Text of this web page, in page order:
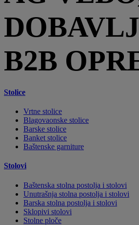
B2B
Stolice
Vrtne stolice
Blagovaonske stolice
Barske stolice
Banket stolice
Baštenske garniture
Stolovi
Baštenska stolna postolja i stolovi
Unutrašnja stolna postolja i stolovi
Barska stolna postolja i stolovi
Sklopivi stolovi
Stolne ploče